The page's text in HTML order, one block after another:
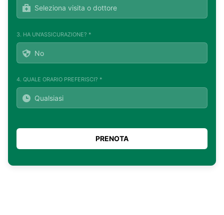
3. HA UN'ASSICURAZIONE? *
4. QUALE ORARIO PREFERISCI? *